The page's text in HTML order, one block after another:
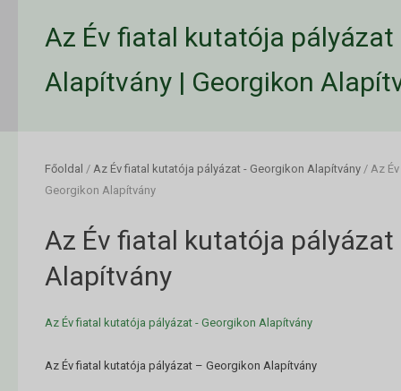
Az Év fiatal kutatója pályázat
Alapítvány | Georgikon
Főoldal / Az Év fiatal kutatója pályázat - Georgikon Alapítvány / Az
Georgikon Alapítvány
Az Év fiatal kutatója pályázat
Alapítvány
Az Év fiatal kutatója pályázat - Georgikon Alapítvány
Az Év fiatal kutatója pályázat – Georgikon Alapítvány